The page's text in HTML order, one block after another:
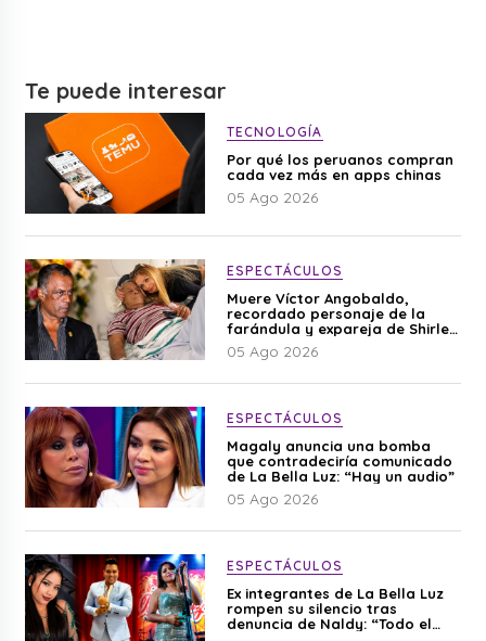
Te puede interesar
TECNOLOGÍA
Por qué los peruanos compran
cada vez más en apps chinas
05 Ago 2026
ESPECTÁCULOS
Muere Víctor Angobaldo,
recordado personaje de la
farándula y expareja de Shirley
Cherres
05 Ago 2026
ESPECTÁCULOS
Magaly anuncia una bomba
que contradeciría comunicado
de La Bella Luz: “Hay un audio”
05 Ago 2026
ESPECTÁCULOS
Ex integrantes de La Bella Luz
rompen su silencio tras
denuncia de Naldy: “Todo el